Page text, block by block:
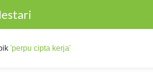
'perpu cipta kerja'